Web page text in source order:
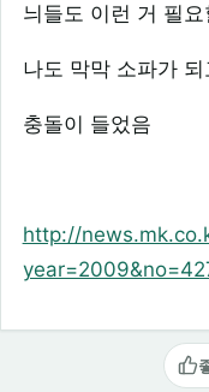
늬들도 이런 거 필요
나도 막막 소파가 되
충돌이 들었음
http://